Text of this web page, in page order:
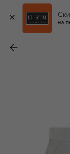
на